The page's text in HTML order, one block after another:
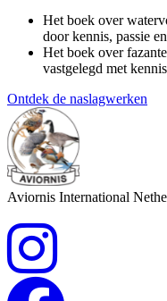
Het boek over
door kennis, passie
Het boek over
vastgelegd met
Ontdek de naslagwerken
Aviornis International